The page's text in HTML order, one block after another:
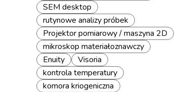
SEM desktop
rutynowe analizy próbek
Projektor pomiarowy / maszyna 2D
mikroskop materiałoznawczy
Enuity
Visoria
kontrola temperatury
komora kriogeniczna